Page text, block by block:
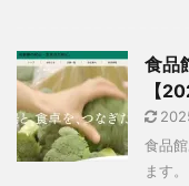
食品
【
食品
ます